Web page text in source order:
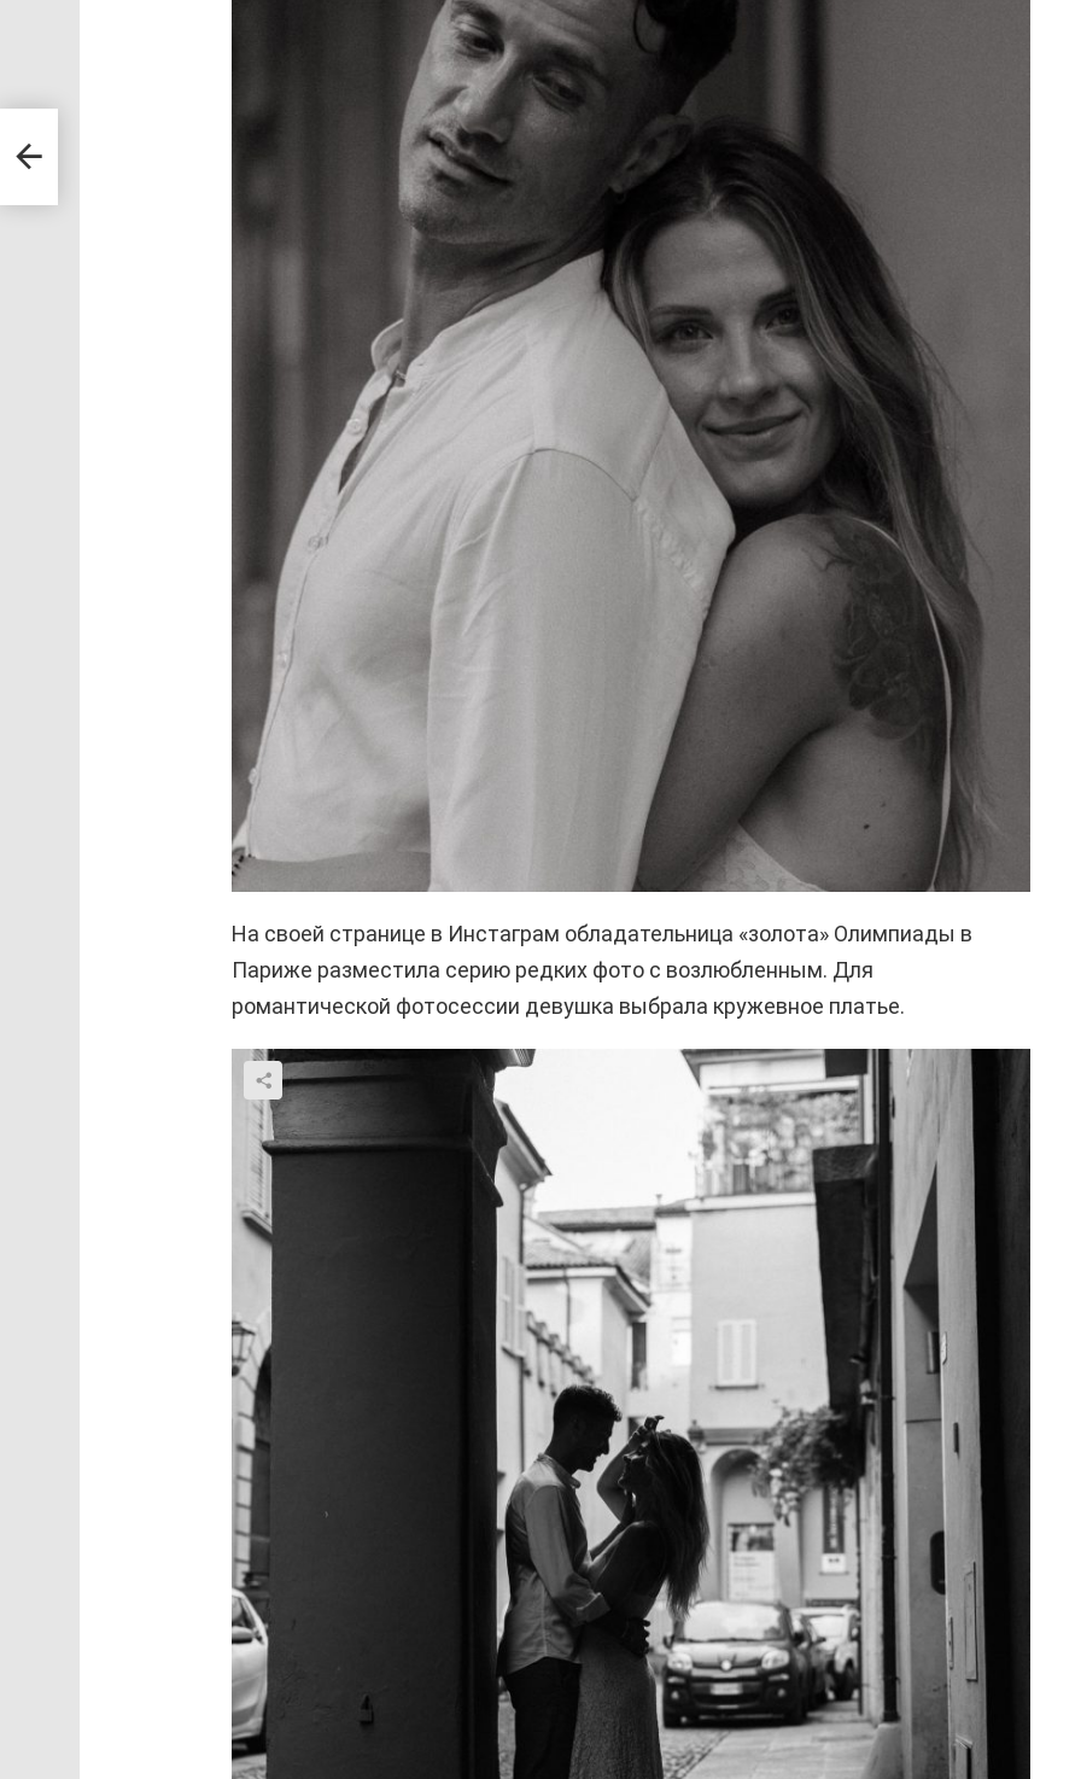
На своей странице в Инстаграм обладательница «золота» Олимпиады в
Париже разместила серию редких фото с возлюбленным. Для
романтической фотосессии девушка выбрала кружевное платье.